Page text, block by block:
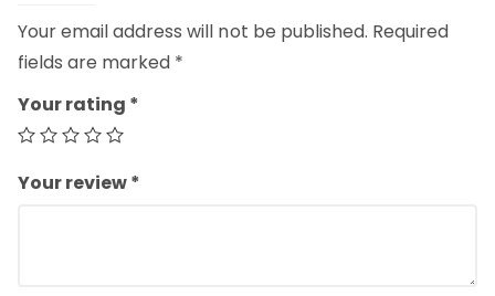
Your email address will not be published. Required
fields are marked *
Your rating *
Your review*